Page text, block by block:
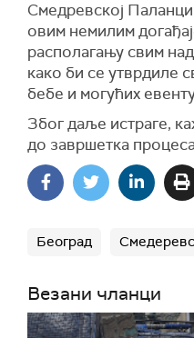
Смедревској
овим немилим
располагању свим
како би се утврдиле
бебе и могућих
Због даље истраге,
до завршетка
Београд
Везани чланци